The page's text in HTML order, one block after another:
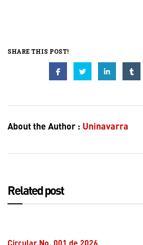
SHARE THIS POST!
About the Author : Uninavarra
Related post
Circular No. 001 de 2026